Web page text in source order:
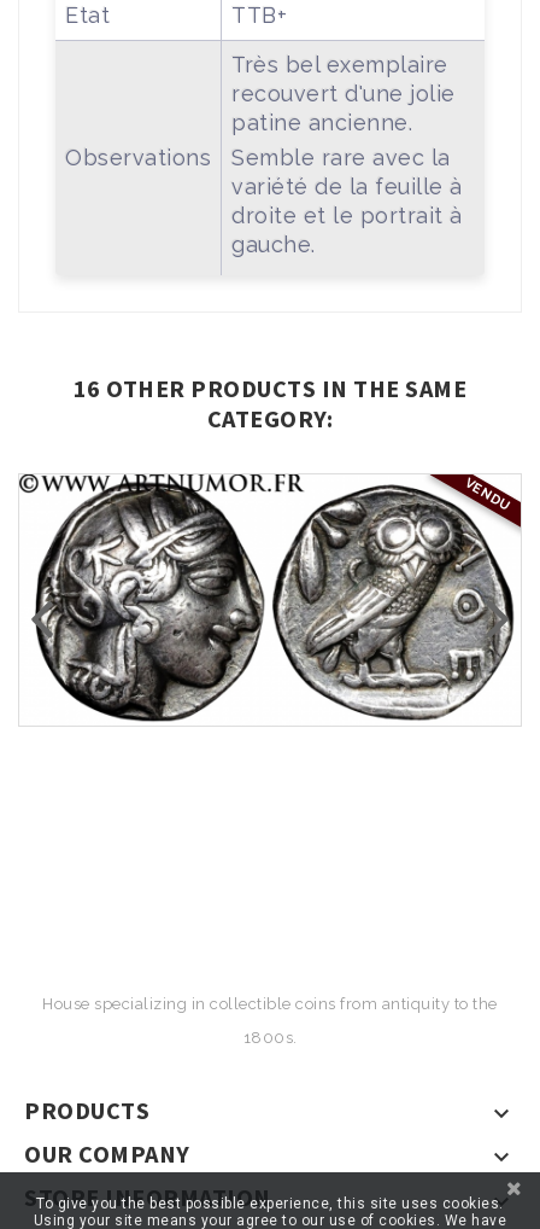
Etat
TTB+
Observations
Très bel exemplaire
recouvert d'une jolie
patine ancienne.
Semble rare avec la
variété de la feuille à
droite et le portrait à
gauche.
16 OTHER PRODUCTS IN THE SAME
CATEGORY:
VENDU
House specializing in collectible coins from antiquity to the
1800s.
PRODUCTS 
OUR COMPANY 
STORE INFORMATION 
To give you the best possible experience, this site uses cookies.
Using your site means your agree to our use of cookies. We have